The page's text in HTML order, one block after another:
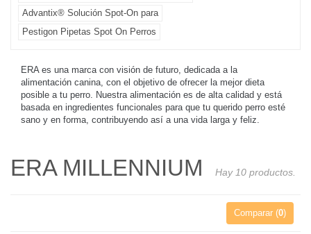
Advantix® Solución Spot-On para
Pestigon Pipetas Spot On Perros
ERA es una marca con visión de futuro, dedicada a la
alimentación canina, con el objetivo de ofrecer la mejor dieta
posible a tu perro. Nuestra alimentación es de alta calidad y está
basada en ingredientes funcionales para que tu querido perro esté
sano y en forma, contribuyendo así a una vida larga y feliz.
ERA MILLENNIUM Hay 10 productos.
Comparar (0)